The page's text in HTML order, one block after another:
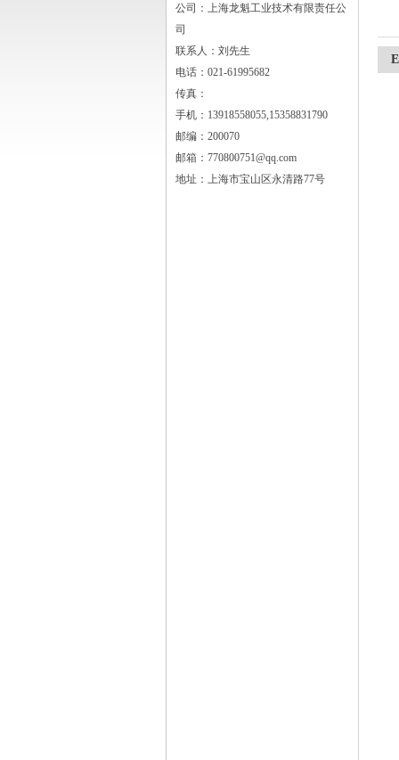
上海龙魁工业技术有限责任公司
公司：上海龙魁工业技术有限责任公
司
联系人：刘先生
电话：021-61995682
传真：
手机：13918558055,15358831790
邮编：200070
邮箱：770800751@qq.com
地址：上海市宝山区永清路77号